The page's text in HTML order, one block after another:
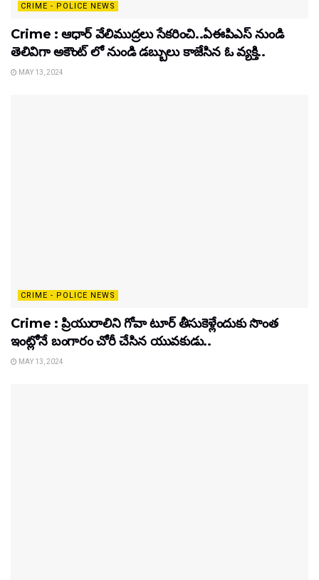
CRIME - POLICE NEWS
Crime : ఆధార్ వేలిముద్రలు సేకరించి..ఏఈపిఎస్ నుండి
తెలివిగా అకౌంట్ లో నుండి డబ్బులు కాజేసిన ఓ వ్యక్తి..
MAY 13, 2024
CRIME - POLICE NEWS
Crime : ప్రియురాలిని గోవా టూర్ తీసుకెళ్లేందుకు సొంత
ఇంట్లోనే బంగారం చోరీ చేసిన యువకుడు..
MAY 13, 2024